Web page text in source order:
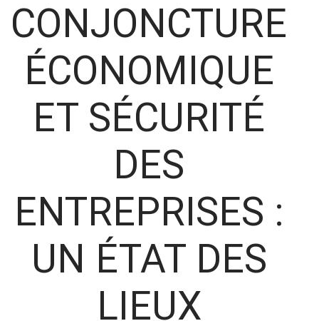
CONJONCTURE
ÉCONOMIQUE
ET SÉCURITÉ
DES
ENTREPRISES :
UN ÉTAT DES
LIEUX